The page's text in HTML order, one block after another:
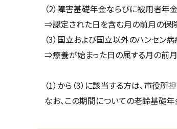
（2）障害基礎年金ならびに被用者年
⇒認定された日を含む月の前月の保
（3）国立および国立以外のハンセン
⇒療養が始まった日の属する月の前月
（1）から（3）に該当する方は、市役
なお、この期間についての老齢基礎